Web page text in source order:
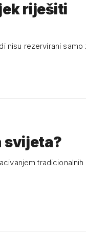
riješiti
nisu rezervirani samo
svijeta?
tradicionalnih